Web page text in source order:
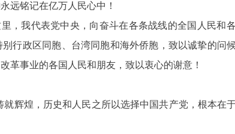
远铭记在亿万人民心中！
，我代表党中央，向奋斗在各条战线的全国人民和
行政区同胞、台湾同胞和海外侨胞，致以诚挚的问
革事业的各国人民和朋友，致以衷心的谢意！
辉煌，历史和人民之所以选择中国共产党，根本在